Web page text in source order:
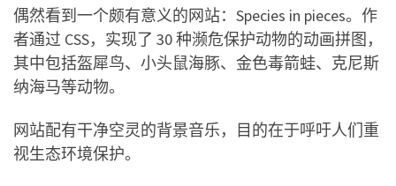
偶然看到一个颇有意义的网站：Species in pieces。作
者通过 CSS，实现了 30 种濒危保护动物的动画拼图，
其中包括盔犀鸟、小头鼠海豚、金色毒箭蛙、克尼斯
纳海马等动物。
网站配有干净空灵的背景音乐，目的在于呼吁人们重
视生态环境保护。